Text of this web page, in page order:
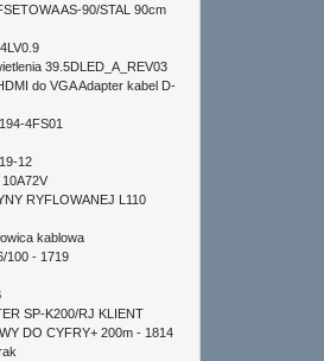
AS-90/STAL 90cm
39.5DLED_A_REV03
do VGA Adapter kabel D-
4FS01
12
RYFLOWANEJ L110
kablowa
100 - 1719
SP-K200/RJ KLIENT
DO CYFRY+ 200m - 1814